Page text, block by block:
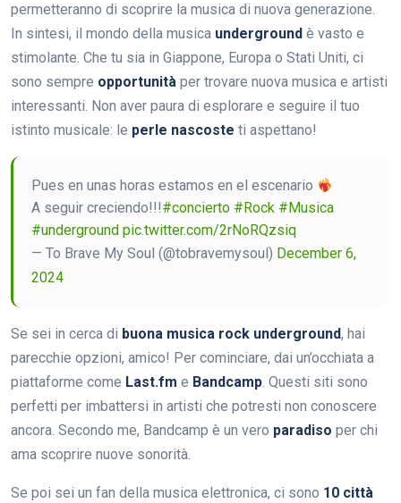
permetteranno di scoprire la musica di nuova generazione.
In sintesi, il mondo della musica underground è vasto e
stimolante. Che tu sia in Giappone, Europa o Stati Uniti, ci
sono sempre opportunità per trovare nuova musica e artisti
interessanti. Non aver paura di esplorare e seguire il tuo
istinto musicale: le perle nascoste ti aspettano!
Pues en unas horas estamos en el escenario
A seguir creciendo!!!#concierto #Rock #Musica
#underground pic.twitter.com/2rNoRQzsiq
— To Brave My Soul (@tobravemysoul) December 6,
2024
Se sei in cerca di buona musica rock underground, hai
parecchie opzioni, amico! Per cominciare, dai un’occhiata a
piattaforme come Last.fm e Bandcamp. Questi siti sono
perfetti per imbattersi in artisti che potresti non conoscere
ancora. Secondo me, Bandcamp è un vero paradiso per chi
ama scoprire nuove sonorità.
Se poi sei un fan della musica elettronica, ci sono 10 città